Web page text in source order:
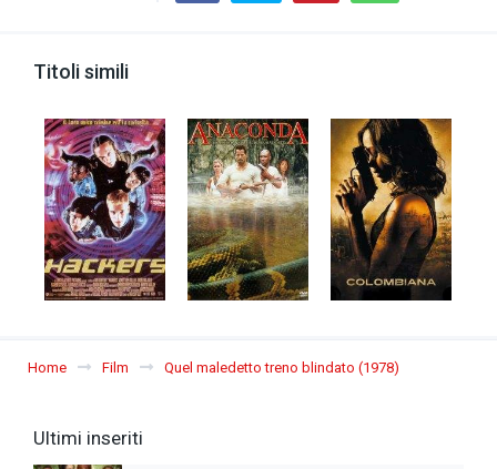
Titoli simili
Home Film Quel maledetto treno blindato (1978)
Ultimi inseriti